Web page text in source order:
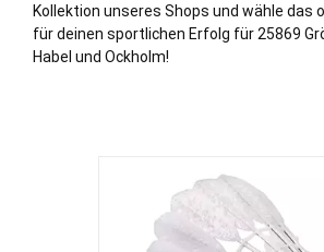
Kollektion unseres Shops und wähle das
für deinen sportlichen Erfolg für 25869
Habel und Ockholm!